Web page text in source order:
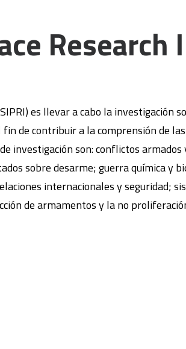
es llevar a cabo la investigación
de contribuir a la comprensión de
investigación son: conflictos
sobre desarme; guerra química y
internacionales y seguridad;
de armamentos y la no